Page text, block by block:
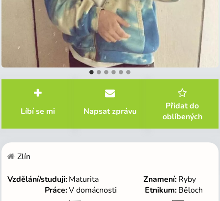
Líbí se mi Napsat zprávu
Přidat do
oblíbených
Zlín
Vzdělání/studuji Maturita
Práce V domácnosti
Znamení Ryby
Etnikum Běloch
Zůstat přihlášený Zapomenuté heslo
Přihlásit
Jsi tu poprvé?Vytvoř si zdarma profil
Vidíš neomezený počet profilů
Tajné galerie
Vidíš, kdo si přečetl zprávu